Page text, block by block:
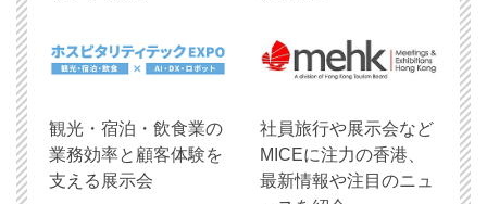
観光・宿泊・飲食業の
業務効率と顧客体験を
支える展示会
社員旅行や展示会など
MICEに注力の香港、
最新情報や注目のニュ